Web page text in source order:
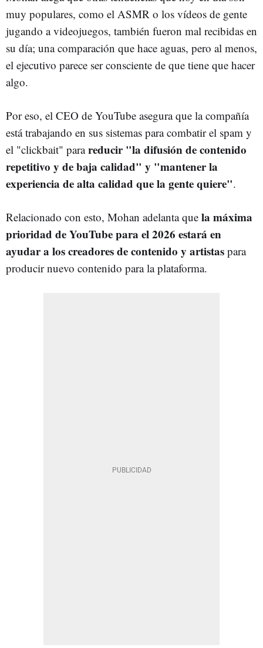
muy populares, como el ASMR o los vídeos de gente
jugando a videojuegos, también fueron mal recibidas en
su día; una comparación que hace aguas, pero al menos,
el ejecutivo parece ser consciente de que tiene que hacer
algo.
Por eso, el CEO de YouTube asegura que la compañía
está trabajando en sus sistemas para combatir el spam y
el "clickbait" parareducir "la difusión de contenido
repetitivo y de baja calidad" y "mantener la
experiencia de alta calidad que la gente quiere".
Relacionado con esto, Mohan adelanta que la máxima
prioridad de YouTube para el 2026 estará en
ayudar a los creadores de contenido y artistas para
producir nuevo contenido para la plataforma.